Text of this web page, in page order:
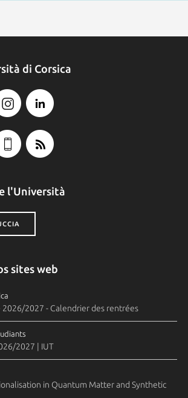
di Corsica
l'Università
sites web
2027 - Calendrier des rentrées
2027 | IUT
in Quantum Matter and Synthetic